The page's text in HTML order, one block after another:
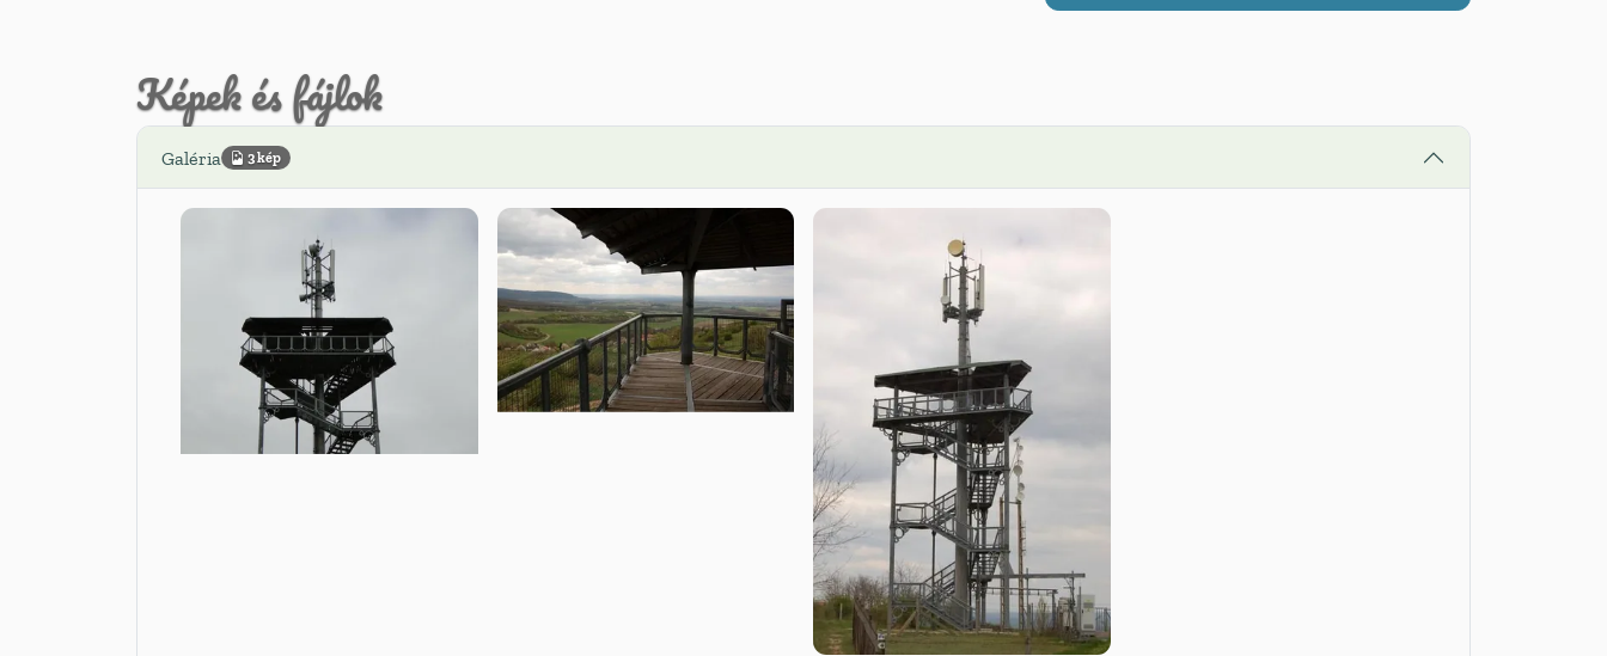
Képek és fájlok
Galéria 3 kép